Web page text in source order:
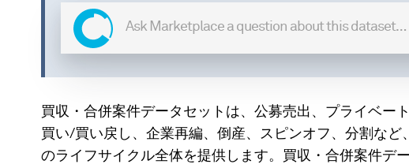
買収・合併案件データセットは、公募売出、プライベー
買い/買い戻し、企業再編、倒産、スピンオフ、分割など
のライフサイクル全体を提供します。買収・合併案件デ